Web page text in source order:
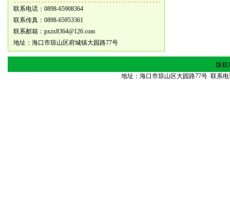
联系电话：0898-65908364
联系传真：0898-65953361
联系邮箱：pxzx8364@126.com
地址：海口市琼山区府城镇大园路77号
版
地址：海口市琼山区大园路77号 联系电